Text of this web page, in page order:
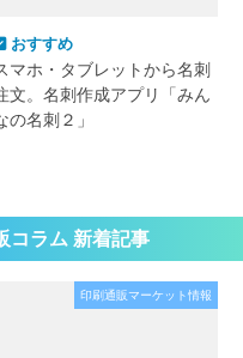
おすすめ
マホ・タブレットから名刺
文。名刺作成アプリ「みん
の名刺２」
コラム 新着記事
印刷通販マーケット情報